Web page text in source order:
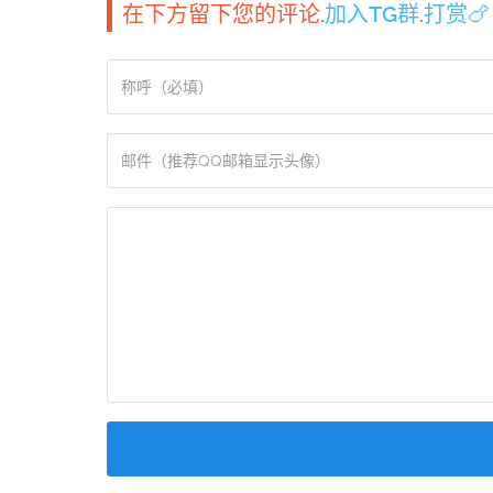
在下方留下您的评论.加入TG群.打赏🍗